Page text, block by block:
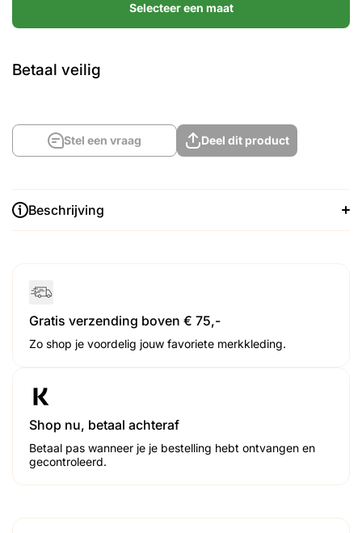
Selecteer een maat
Betaal veilig
Stel een vraag Deel dit product
Beschrijving
Gratis verzending boven € 75,-
Zo shop je voordelig jouw favoriete merkkleding.
Shop nu, betaal achteraf
Betaal pas wanneer je je bestelling hebt ontvangen en
gecontroleerd.